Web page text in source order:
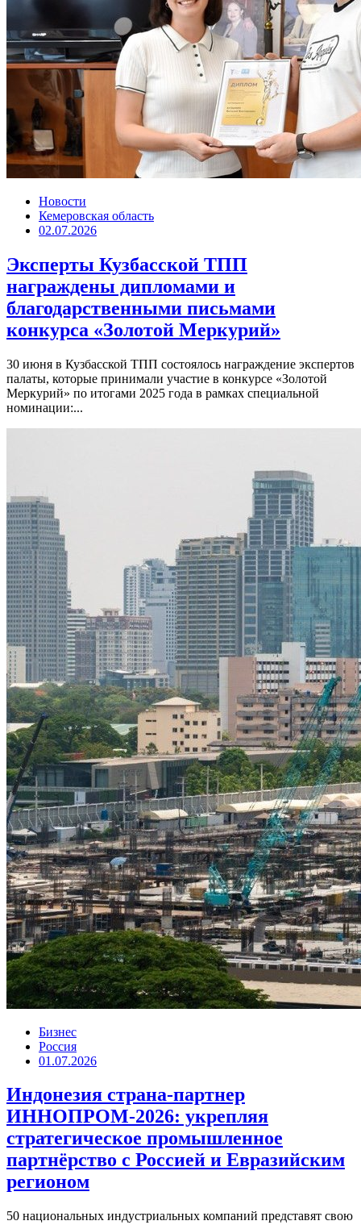
Новости
Кемеровская область
02.07.2026
Эксперты Кузбасской ТПП
награждены дипломами и
благодарственными письмами
конкурса «Золотой Меркурий»
30 июня в Кузбасской ТПП состоялось награждение экспертов
палаты, которые принимали участие в конкурсе «Золотой
Меркурий» по итогами 2025 года в рамках специальной
номинации:...
Бизнес
Россия
01.07.2026
Индонезия страна-партнер
ИННОПРОМ-2026: укрепляя
стратегическое промышленное
партнёрство с Россией и Евразийским
регионом
50 национальных индустриальных компаний представят свою